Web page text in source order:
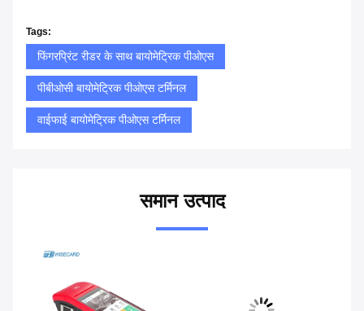
Tags:
फिंगरप्रिंट रीडर के साथ बायोमेट्रिक पीओएस
पीबीओसी बायोमेट्रिक पीओएस टर्मिनल
वाईफाई बायोमेट्रिक पीओएस टर्मिनल
समान उत्पाद